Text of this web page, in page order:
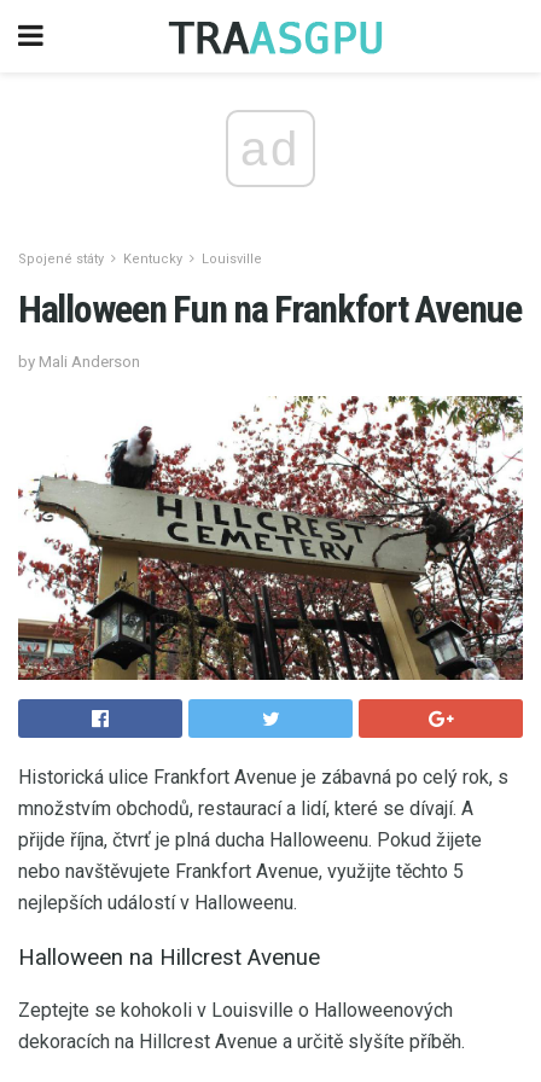
ad
Spojené státy Kentucky Louisville
Halloween Fun na Frankfort Avenue
by Mali Anderson
Historická ulice Frankfort Avenue je zábavná po celý rok, s
množstvím obchodů, restaurací a lidí, které se dívají. A
přijde října, čtvrť je plná ducha Halloweenu. Pokud žijete
nebo navštěvujete Frankfort Avenue, využijte těchto 5
nejlepších událostí v Halloweenu.
Halloween na Hillcrest Avenue
Zeptejte se kohokoli v Louisville o Halloweenových
dekoracích na Hillcrest Avenue a určitě slyšíte příběh.